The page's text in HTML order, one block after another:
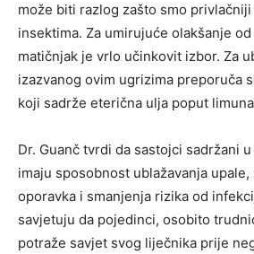
može biti razlog zašto smo
insektima. Za umirujuće olakšanje
matičnjak je vrlo učinkovit izbor. Za
izazvanog ovim ugrizima preporuča
koji sadrže eterična ulja poput
Dr. Guanč tvrdi da sastojci sadržani
imaju sposobnost ublažavanja
oporavka i smanjenja rizika od
savjetuju da pojedinci, osobito
potraže savjet svog liječnika prije